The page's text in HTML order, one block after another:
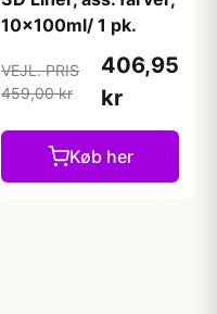
10x100ml/ 1 pk.
VEJL. PRIS
459,00 kr
406,95
kr
Køb her